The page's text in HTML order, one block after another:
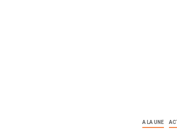
A LA UNE